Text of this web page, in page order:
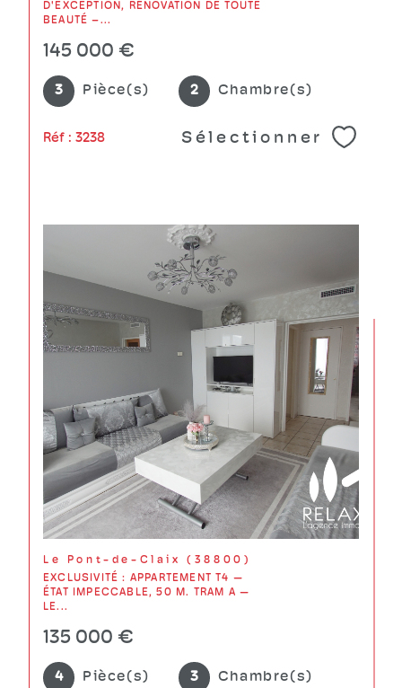
D'EXCEPTION, RÉNOVATION DE TOUTE
BEAUTÉ –...
145 000 €
3 Pièce(s) 2 Chambre(s)
Réf : 3238 Sélectionner
Le Pont-de-Claix (38800)
EXCLUSIVITÉ : APPARTEMENT T4 —
ÉTAT IMPECCABLE, 50 M. TRAM A —
LE...
135 000 €
4 Pièce(s) 3 Chambre(s)